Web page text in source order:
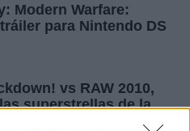
Modern Warfare:
para Nintendo DS
vs RAW 2010,
superstrellas de la